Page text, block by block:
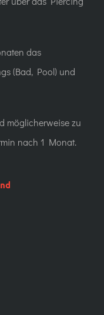
das
(Bad, Pool) und
möglicherweise zu
nach 1 Monat.